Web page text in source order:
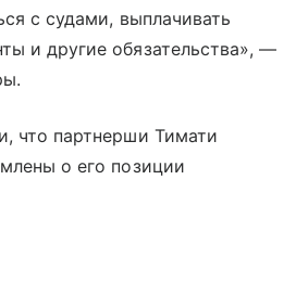
с судами, выплачивать
и другие обязательства», —
что партнерши Тимати
о его позиции